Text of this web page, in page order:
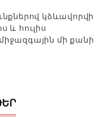
կձևավորվի
և հուլիս
մի քանի